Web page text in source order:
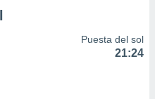
Puesta del sol
21:24